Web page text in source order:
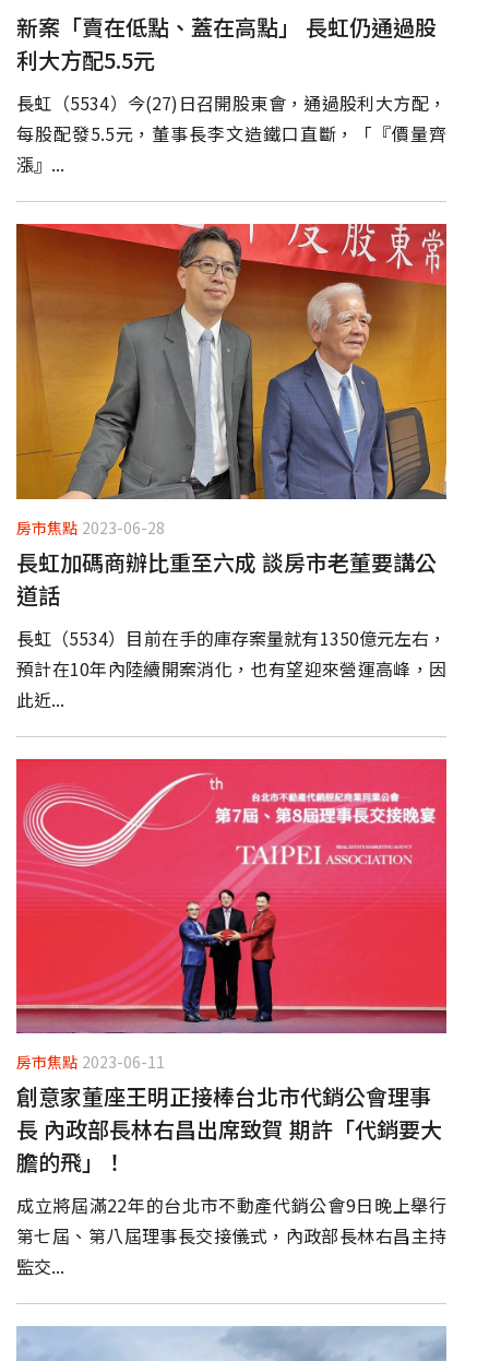
新案「賣在低點、蓋在高點」 長虹仍通過股
利大方配5.5元
長虹（5534）今(27)日召開股東會，通過股利大方配，
每股配發5.5元，董事長李文造鐵口直斷，「『價量齊
漲』...
房市焦點 2023-06-28
長虹加碼商辦比重至六成 談房市老董要講公
道話
長虹（5534）目前在手的庫存案量就有1350億元左右，
預計在10年內陸續開案消化，也有望迎來營運高峰，因
此近...
房市焦點 2023-06-11
創意家董座王明正接棒台北市代銷公會理事
長 內政部長林右昌出席致賀 期許「代銷要大
膽的飛」！
成立將屆滿22年的台北市不動產代銷公會9日晚上舉行
第七屆、第八屆理事長交接儀式，內政部長林右昌主持
監交...